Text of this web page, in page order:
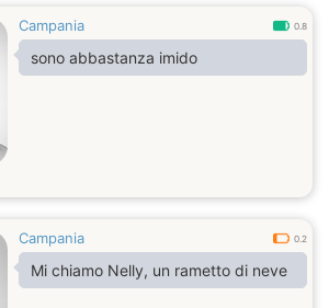
Campania 0.8
sono abbastanza imido
Campania 0.2
Mi chiamo Nelly, un rametto di neve